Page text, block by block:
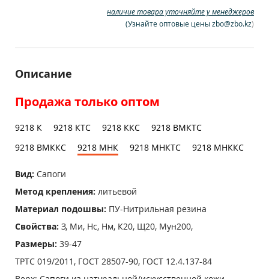
наличие товара уточняйте у менеджеров
(Узнайте оптовые цены zbo@zbo.kz)
Описание
Продажа только оптом
9218 К 9218 КТС 9218 ККС
9218 ВМКТС
9218 ВМККС
9218 МНК 9218 МНКТС 9218 МНККС
Вид: Сапоги
Метод крепления: литьевой
Материал подошвы: ПУ-Нитрильная резина
Свойства: З, Ми, Нс, Нм, К20, Щ20, Мун200,
Размеры: 39-47
ТРТС 019/2011, ГОСТ 28507-90, ГОСТ 12.4.137-84